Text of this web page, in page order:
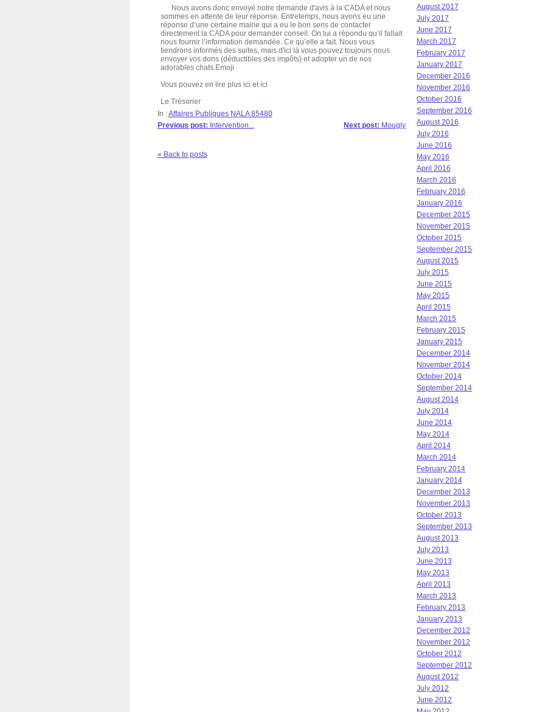
Nous avons donc envoyé notre demande d'avis à la CADA et nous
sommes en attente de leur réponse. Entretemps, nous avons eu une
réponse d’une certaine mairie qui a eu le bon sens de contacter
directement la CADA pour demander conseil. On lui a répondu qu’il fallait
nous fournir l’information demandée. Ce qu’elle a fait. Nous vous
tiendrons informés des suites, mais d'ici là vous pouvez toujours nous
envoyer vos dons (déductibles des impôts) et adopter un de nos
adorables chats.Emoji
Vous pouvez en lire plus ici et ici
Le Trésorier
In :Affaires Publiques NALA 85480
Next post: Mougly
Previous post: Intervention...
« Back to posts
August 2017
July 2017
June 2017
March 2017
February 2017
January 2017
December 2016
November 2016
October 2016
September 2016
August 2016
July 2016
June 2016
May 2016
April 2016
March 2016
February 2016
January 2016
December 2015
November 2015
October 2015
September 2015
August 2015
July 2015
June 2015
May 2015
April 2015
March 2015
February 2015
January 2015
December 2014
November 2014
October 2014
September 2014
August 2014
July 2014
June 2014
May 2014
April 2014
March 2014
February 2014
January 2014
December 2013
November 2013
October 2013
September 2013
August 2013
July 2013
June 2013
May 2013
April 2013
March 2013
February 2013
January 2013
December 2012
November 2012
October 2012
September 2012
August 2012
July 2012
June 2012